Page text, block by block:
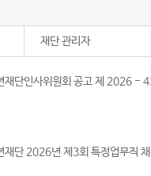
재단 관리자
재단인사위원회 공고 제 2026 -
재단 2026년 제3회 특정업무직